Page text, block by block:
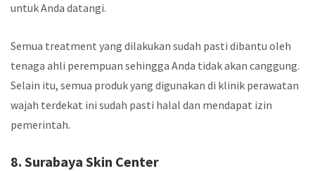
untuk Anda datangi.
Semua treatment yang dilakukan sudah pasti dibantu oleh
tenaga ahli perempuan sehingga Anda tidak akan canggung.
Selain itu, semua produk yang digunakan di klinik perawatan
wajah terdekat ini sudah pasti halal dan mendapat izin
pemerintah.
8. Surabaya Skin Center